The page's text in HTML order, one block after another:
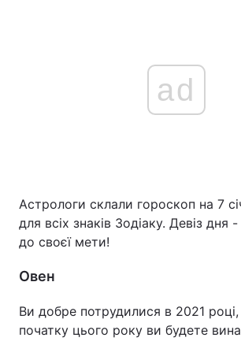
ad
Астрологи склали гороскоп на 7
для всіх знаків Зодіаку. Девіз дня
до своєї мети!
Овен
Ви добре потрудилися в 2021
початку цього року ви будете